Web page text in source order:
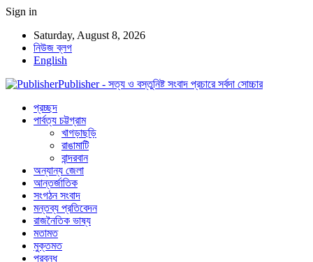
Sign in
Saturday, August 8, 2026
নিউজ ব্লগ
English
Publisher - সত্য ও বস্তুনিষ্ট সংবাদ প্রচারে সর্বদা সোচ্চার
প্রচ্ছদ
পার্বত্য চট্টগ্রাম
খাগড়াছড়ি
রাঙামাটি
বান্দরবান
অন্যান্য জেলা
আন্তর্জাতিক
সংগঠন সংবাদ
মন্তব্য প্রতিবেদন
রাজনৈতিক ভাষ্য
মতামত
মুক্তমত
প্রবন্ধ